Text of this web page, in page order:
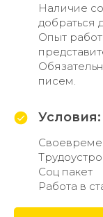
Наличие
добраться
Опыт
писем.
Условия:
Соц пакет
Работа в